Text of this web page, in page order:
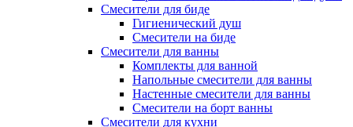
Смесители для биде
Гигиенический душ
Смесители на биде
Смесители для ванны
Комплекты для ванной
Напольные смесители для ванны
Настенные смесители для ванны
Смесители на борт ванны
Смесители для кухни